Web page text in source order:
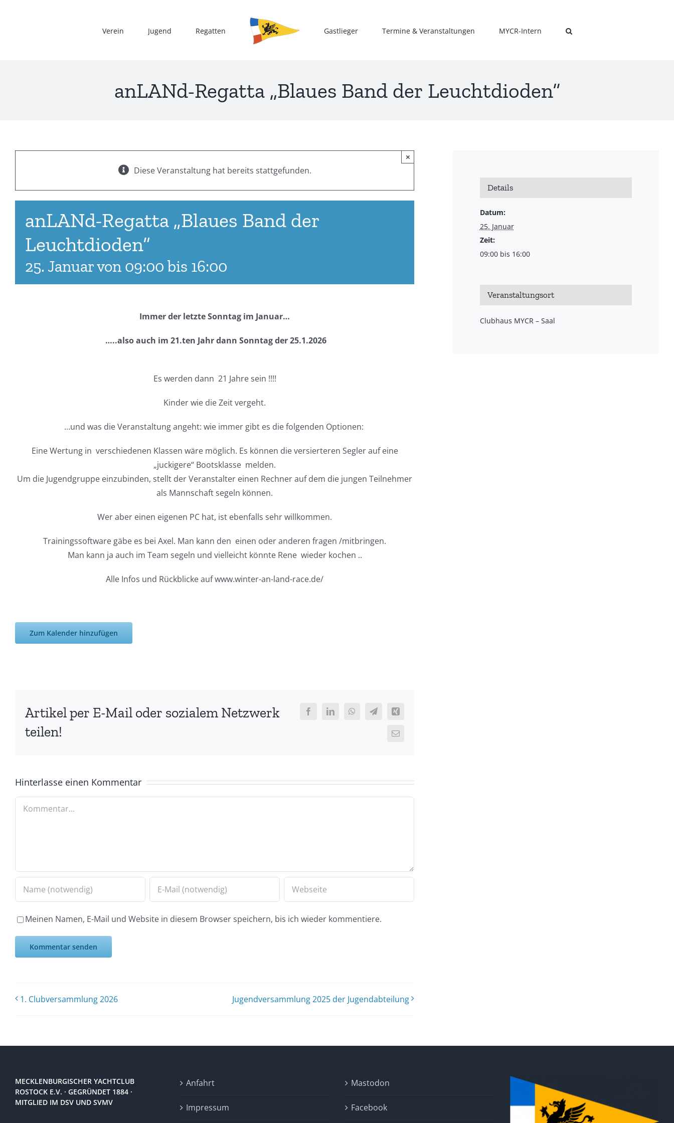
Verein Jugend Regatten Gastlieger Termine & Veranstaltungen MYCR-Intern
anLANd-Regatta „Blaues Band der Leuchtdioden“
Diese Veranstaltung hat bereits stattgefunden.
×
anLANd-Regatta „Blaues Band der
Leuchtdioden“
25. Januar von 09:00 bis 16:00
Immer der letzte Sonntag im Januar…
…..also auch im 21.ten Jahr dann Sonntag der 25.1.2026
Es werden dann 21 Jahre sein !!!!
Kinder wie die Zeit vergeht.
…und was die Veranstaltung angeht: wie immer gibt es die folgenden Optionen:
Eine Wertung in verschiedenen Klassen wäre möglich. Es können die versierteren Segler auf eine
„juckigere“ Bootsklasse melden.
Um die Jugendgruppe einzubinden, stellt der Veranstalter einen Rechner auf dem die jungen Teilnehmer
als Mannschaft segeln können.
Wer aber einen eigenen PC hat, ist ebenfalls sehr willkommen.
Trainingssoftware gäbe es bei Axel. Man kann den einen oder anderen fragen /mitbringen.
Man kann ja auch im Team segeln und vielleicht könnte Rene wieder kochen ..
Alle Infos und Rückblicke auf www.winter-an-land-race.de/
Zum Kalender hinzufügen
Artikel per E-Mail oder sozialem Netzwerk
teilen!
FacebookLinkedInWhatsAppTelegramXing
E-
Hinterlasse einen Kommentar
Kommentar
Meinen Namen, E-Mail und Website in diesem Browser speichern, bis ich wieder kommentiere.
1. Clubversammlung 2026 Jugendversammlung 2025 der Jugendabteilung
Details
Datum:
25. Januar
Zeit:
09:00 bis 16:00
Veranstaltungsort
Clubhaus MYCR – Saal
MECKLENBURGISCHER YACHTCLUB
ROSTOCK E.V. · GEGRÜNDET 1884 ·
MITGLIED IM DSV UND SVMV
Anfahrt
Impressum
Mastodon
Facebook